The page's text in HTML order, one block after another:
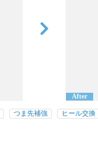
After
つま先補強 ヒール交換